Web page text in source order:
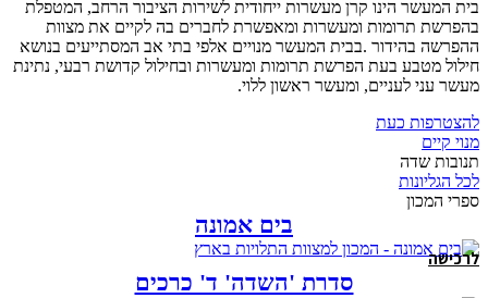
בית המעשר הינו קרן מעשרות ייחודית לשירות הציבור הרחב, המטפלת
בהפרשת תרומות ומעשרות ומאפשרת לחברים בה לקיים את מצוות
ההפרשה בהידור .בבית המעשר מנויים אלפי בתי אב המסתייעים בנושא
חילול מטבע בעת הפרשת תרומות ומעשרות ובחילול קדושת רבעי, נתינת
מעשר עני לעניים, ומעשר ראשון ללוי.
להצטרפות כעת
מנוי קיים
תנובות שדה
לכל הגליונות
ספרי המכון
בים אמונה
לרכישה
סדרת 'השדה' ד' כרכים